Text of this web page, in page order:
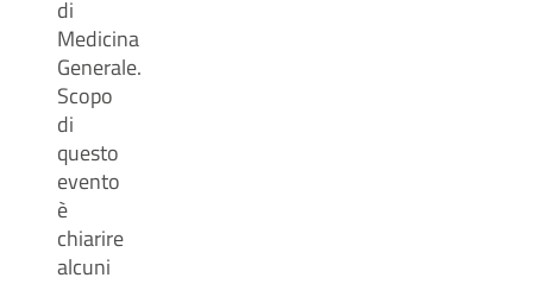
di
Medicina
Generale.
Scopo
di
questo
evento
è
chiarire
alcuni